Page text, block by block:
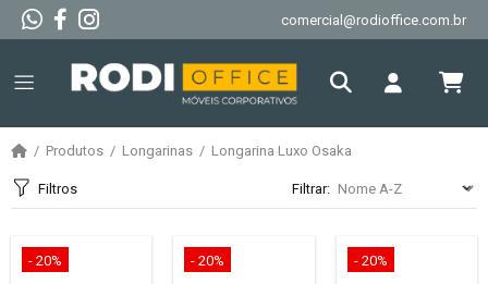
comercial@rodioffice.com.br
Produtos Longarinas Longarina Luxo Osaka
Filtros Filtrar:
- 20% - 20% - 20%